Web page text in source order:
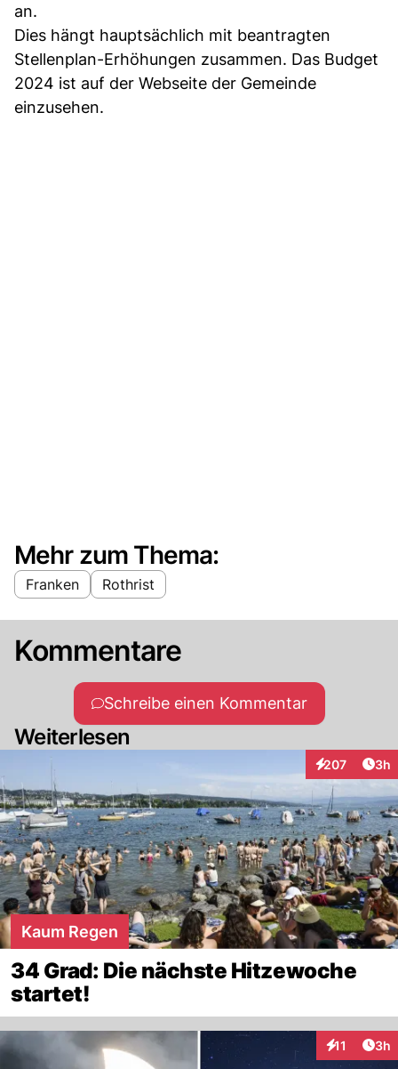
an.
Dies hängt hauptsächlich mit beantragten
Stellenplan-Erhöhungen zusammen. Das Budget
2024 ist auf der Webseite der Gemeinde
einzusehen.
Mehr zum Thema:
Franken Rothrist
Kommentare
Schreibe einen Kommentar
Weiterlesen
207
Interaktionen
3h
Kaum Regen
34 Grad: Die nächste Hitzewoche
startet!
11 3h